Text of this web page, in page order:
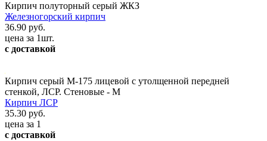
Кирпич полуторный серый ЖКЗ
Железногорский кирпич
36.90 руб.
цена за 1шт.
с доставкой
Кирпич серый М-175 лицевой с утолщенной передней
стенкой, ЛСР. Стеновые - М
Кирпич ЛСР
35.30 руб.
цена за 1
с доставкой